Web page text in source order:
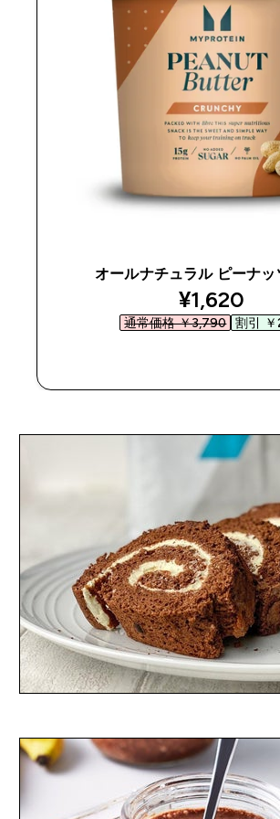
オールナチュラル ピーナッ
¥1,620‎
通常価格 ￥3,790‎ 割引 ￥